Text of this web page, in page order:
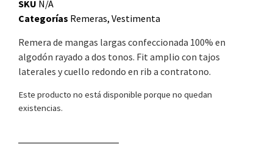
SKU N/A
Categorías Remeras, Vestimenta
Remera de mangas largas confeccionada 100% en
algodón rayado a dos tonos. Fit amplio con tajos
laterales y cuello redondo en rib a contratono.
Este producto no está disponible porque no quedan
existencias.